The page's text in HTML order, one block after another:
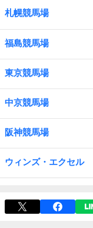
札幌競馬場
福島競馬場
東京競馬場
中京競馬場
阪神競馬場
ウィンズ・エクセル